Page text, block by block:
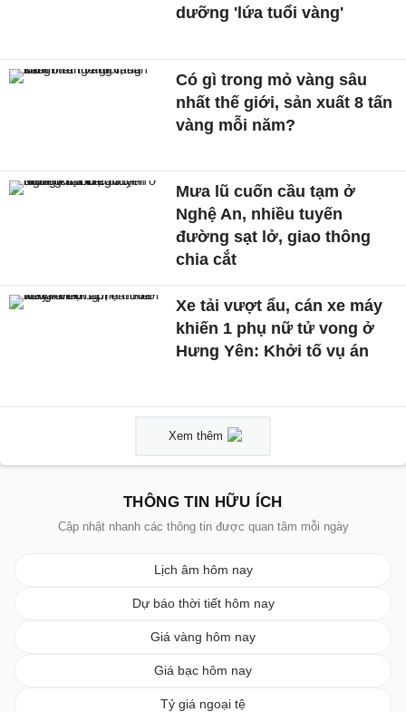
dưỡng 'lứa tuổi vàng'
Có gì trong mỏ vàng sâu
nhất thế giới, sản xuất 8 tấn
vàng mỗi năm?
Mưa lũ cuốn cầu tạm ở
Nghệ An, nhiều tuyến
đường sạt lở, giao thông
chia cắt
Xe tải vượt ẩu, cán xe máy
khiến 1 phụ nữ tử vong ở
Hưng Yên: Khởi tố vụ án
Xem thêm
THÔNG TIN HỮU ÍCH
Cập nhật nhanh các thông tin được quan tâm mỗi ngày
Lịch âm hôm nay
Dự báo thời tiết hôm nay
Giá vàng hôm nay
Giá bạc hôm nay
Tỷ giá ngoại tệ